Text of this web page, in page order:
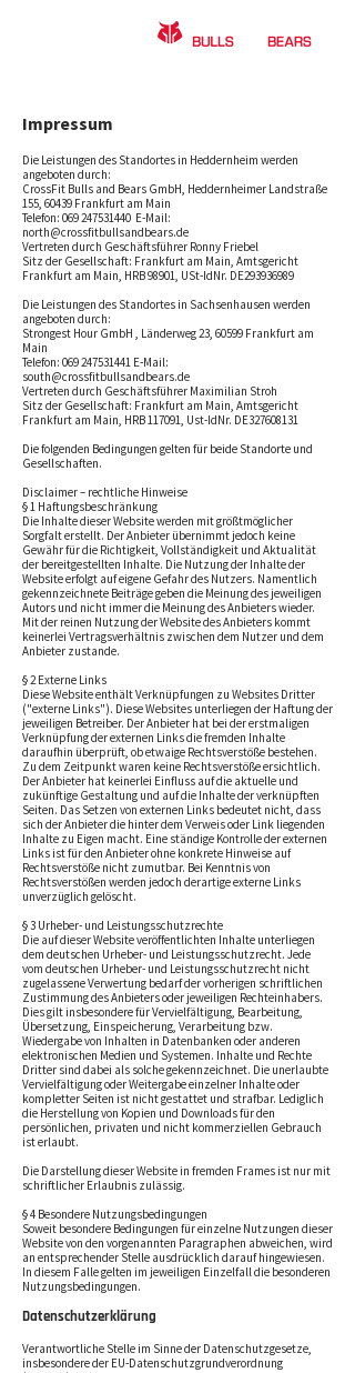
Impressum
Die Leistungen des Standortes in Heddernheim werden
angeboten durch:
CrossFit Bulls and Bears GmbH, Heddernheimer Landstraße
155, 60439 Frankfurt am Main
Telefon: 069 247531440 E-Mail:
north@crossfitbullsandbears.de
Vertreten durch Geschäftsführer Ronny Friebel
Sitz der Gesellschaft: Frankfurt am Main, Amtsgericht
Frankfurt am Main, HRB 98901, USt-IdNr. DE293936989
Die Leistungen des Standortes in Sachsenhausen werden
angeboten durch:
Strongest Hour GmbH , Länderweg 23, 60599 Frankfurt am
Main
Telefon: 069 247531441 E-Mail:
south@crossfitbullsandbears.de
Vertreten durch Geschäftsführer Maximilian Stroh
Sitz der Gesellschaft: Frankfurt am Main, Amtsgericht
Frankfurt am Main, HRB 117091, Ust-IdNr. DE327608131
Die folgenden Bedingungen gelten für beide Standorte und
Gesellschaften.
Disclaimer – rechtliche Hinweise
§ 1 Haftungsbeschränkung
Die Inhalte dieser Website werden mit größtmöglicher
Sorgfalt erstellt. Der Anbieter übernimmt jedoch keine
Gewähr für die Richtigkeit, Vollständigkeit und Aktualität
der bereitgestellten Inhalte. Die Nutzung der Inhalte der
Website erfolgt auf eigene Gefahr des Nutzers. Namentlich
gekennzeichnete Beiträge geben die Meinung des jeweiligen
Autors und nicht immer die Meinung des Anbieters wieder.
Mit der reinen Nutzung der Website des Anbieters kommt
keinerlei Vertragsverhältnis zwischen dem Nutzer und dem
Anbieter zustande.
§ 2 Externe Links
Diese Website enthält Verknüpfungen zu Websites Dritter
("externe Links"). Diese Websites unterliegen der Haftung der
jeweiligen Betreiber. Der Anbieter hat bei der erstmaligen
Verknüpfung der externen Links die fremden Inhalte
daraufhin überprüft, ob etwaige Rechtsverstöße bestehen.
Zu dem Zeitpunkt waren keine Rechtsverstöße ersichtlich.
Der Anbieter hat keinerlei Einfluss auf die aktuelle und
zukünftige Gestaltung und auf die Inhalte der verknüpften
Seiten. Das Setzen von externen Links bedeutet nicht, dass
sich der Anbieter die hinter dem Verweis oder Link liegenden
Inhalte zu Eigen macht. Eine ständige Kontrolle der externen
Links ist für den Anbieter ohne konkrete Hinweise auf
Rechtsverstöße nicht zumutbar. Bei Kenntnis von
Rechtsverstößen werden jedoch derartige externe Links
unverzüglich gelöscht.
§ 3 Urheber- und Leistungsschutzrechte
Die auf dieser Website veröffentlichten Inhalte unterliegen
dem deutschen Urheber- und Leistungsschutzrecht. Jede
vom deutschen Urheber- und Leistungsschutzrecht nicht
zugelassene Verwertung bedarf der vorherigen schriftlichen
Zustimmung des Anbieters oder jeweiligen Rechteinhabers.
Dies gilt insbesondere für Vervielfältigung, Bearbeitung,
Übersetzung, Einspeicherung, Verarbeitung bzw.
Wiedergabe von Inhalten in Datenbanken oder anderen
elektronischen Medien und Systemen. Inhalte und Rechte
Dritter sind dabei als solche gekennzeichnet. Die unerlaubte
Vervielfältigung oder Weitergabe einzelner Inhalte oder
kompletter Seiten ist nicht gestattet und strafbar. Lediglich
die Herstellung von Kopien und Downloads für den
persönlichen, privaten und nicht kommerziellen Gebrauch
ist erlaubt.
Die Darstellung dieser Website in fremden Frames ist nur mit
schriftlicher Erlaubnis zulässig.
§ 4 Besondere Nutzungsbedingungen
Soweit besondere Bedingungen für einzelne Nutzungen dieser
Website von den vorgenannten Paragraphen abweichen, wird
an entsprechender Stelle ausdrücklich darauf hingewiesen.
In diesem Falle gelten im jeweiligen Einzelfall die besonderen
Nutzungsbedingungen.
Datenschutzerklärung
Verantwortliche Stelle im Sinne der Datenschutzgesetze,
insbesondere der EU-Datenschutzgrundverordnung